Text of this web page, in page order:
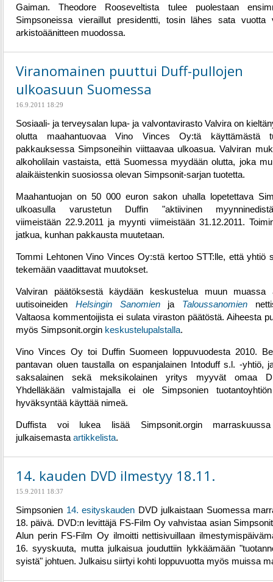
Gaiman. Theodore Rooseveltista tulee puolestaan
Simpsoneissa vieraillut presidentti, tosin lähes sata vuotta
arkistoäänitteen muodossa.
Viranomainen puuttui Duff-pullojen
ulkoasuun Suomessa
16.9.2011 18:29
Sosiaali- ja terveysalan lupa- ja valvontavirasto Valvira on
olutta maahantuovaa Vino Vinces Oy:tä käyttämästä
pakkauksessa Simpsoneihin viittaavaa ulkoasua. Valviran
alkoholilain vastaista, että Suomessa myydään olutta, joka
alaikäistenkin suosiossa olevan Simpsonit-sarjan tuotetta.
Maahantuojan on 50 000 euron sakon uhalla lopetettava
ulkoasulla varustetun Duffin "aktiivinen
viimeistään 22.9.2011 ja myynti viimeistään 31.12.2011.
jatkua, kunhan pakkausta muutetaan.
Tommi Lehtonen Vino Vinces Oy:stä kertoo STT:lle, että yhtiö
tekemään vaadittavat muutokset.
Valviran päätöksestä käydään keskustelua muun muassa
uutisoineiden Helsingin Sanomienja Taloussanomien
Valtaosa kommentoijista ei sulata viraston päätöstä. Aiheesta
myös Simpsonit.orgin keskustelupalstalla.
Vino Vinces Oy toi Duffin Suomeen loppuvuodesta 2010.
pantavan oluen taustalla on espanjalainen Intoduff s.l. -yhtiö,
saksalainen sekä meksikolainen yritys myyvät omaa
Yhdelläkään valmistajalla ei ole Simpsonien
hyväksyntää käyttää nimeä.
Duffista voi lukea lisää Simpsonit.orgin
julkaisemasta artikkelista.
14. kauden DVD ilmestyy 18.11.
15.9.2011 18:37
Simpsonien 14. esityskauden DVD julkaistaan Suomessa
18. päivä. DVD:n levittäjä FS-Film Oy vahvistaa asian
Alun perin FS-Film Oy ilmoitti nettisivuillaan
16. syyskuuta, mutta julkaisua jouduttiin lykkäämään
syistä" johtuen. Julkaisu siirtyi kohti loppuvuotta myös muissa